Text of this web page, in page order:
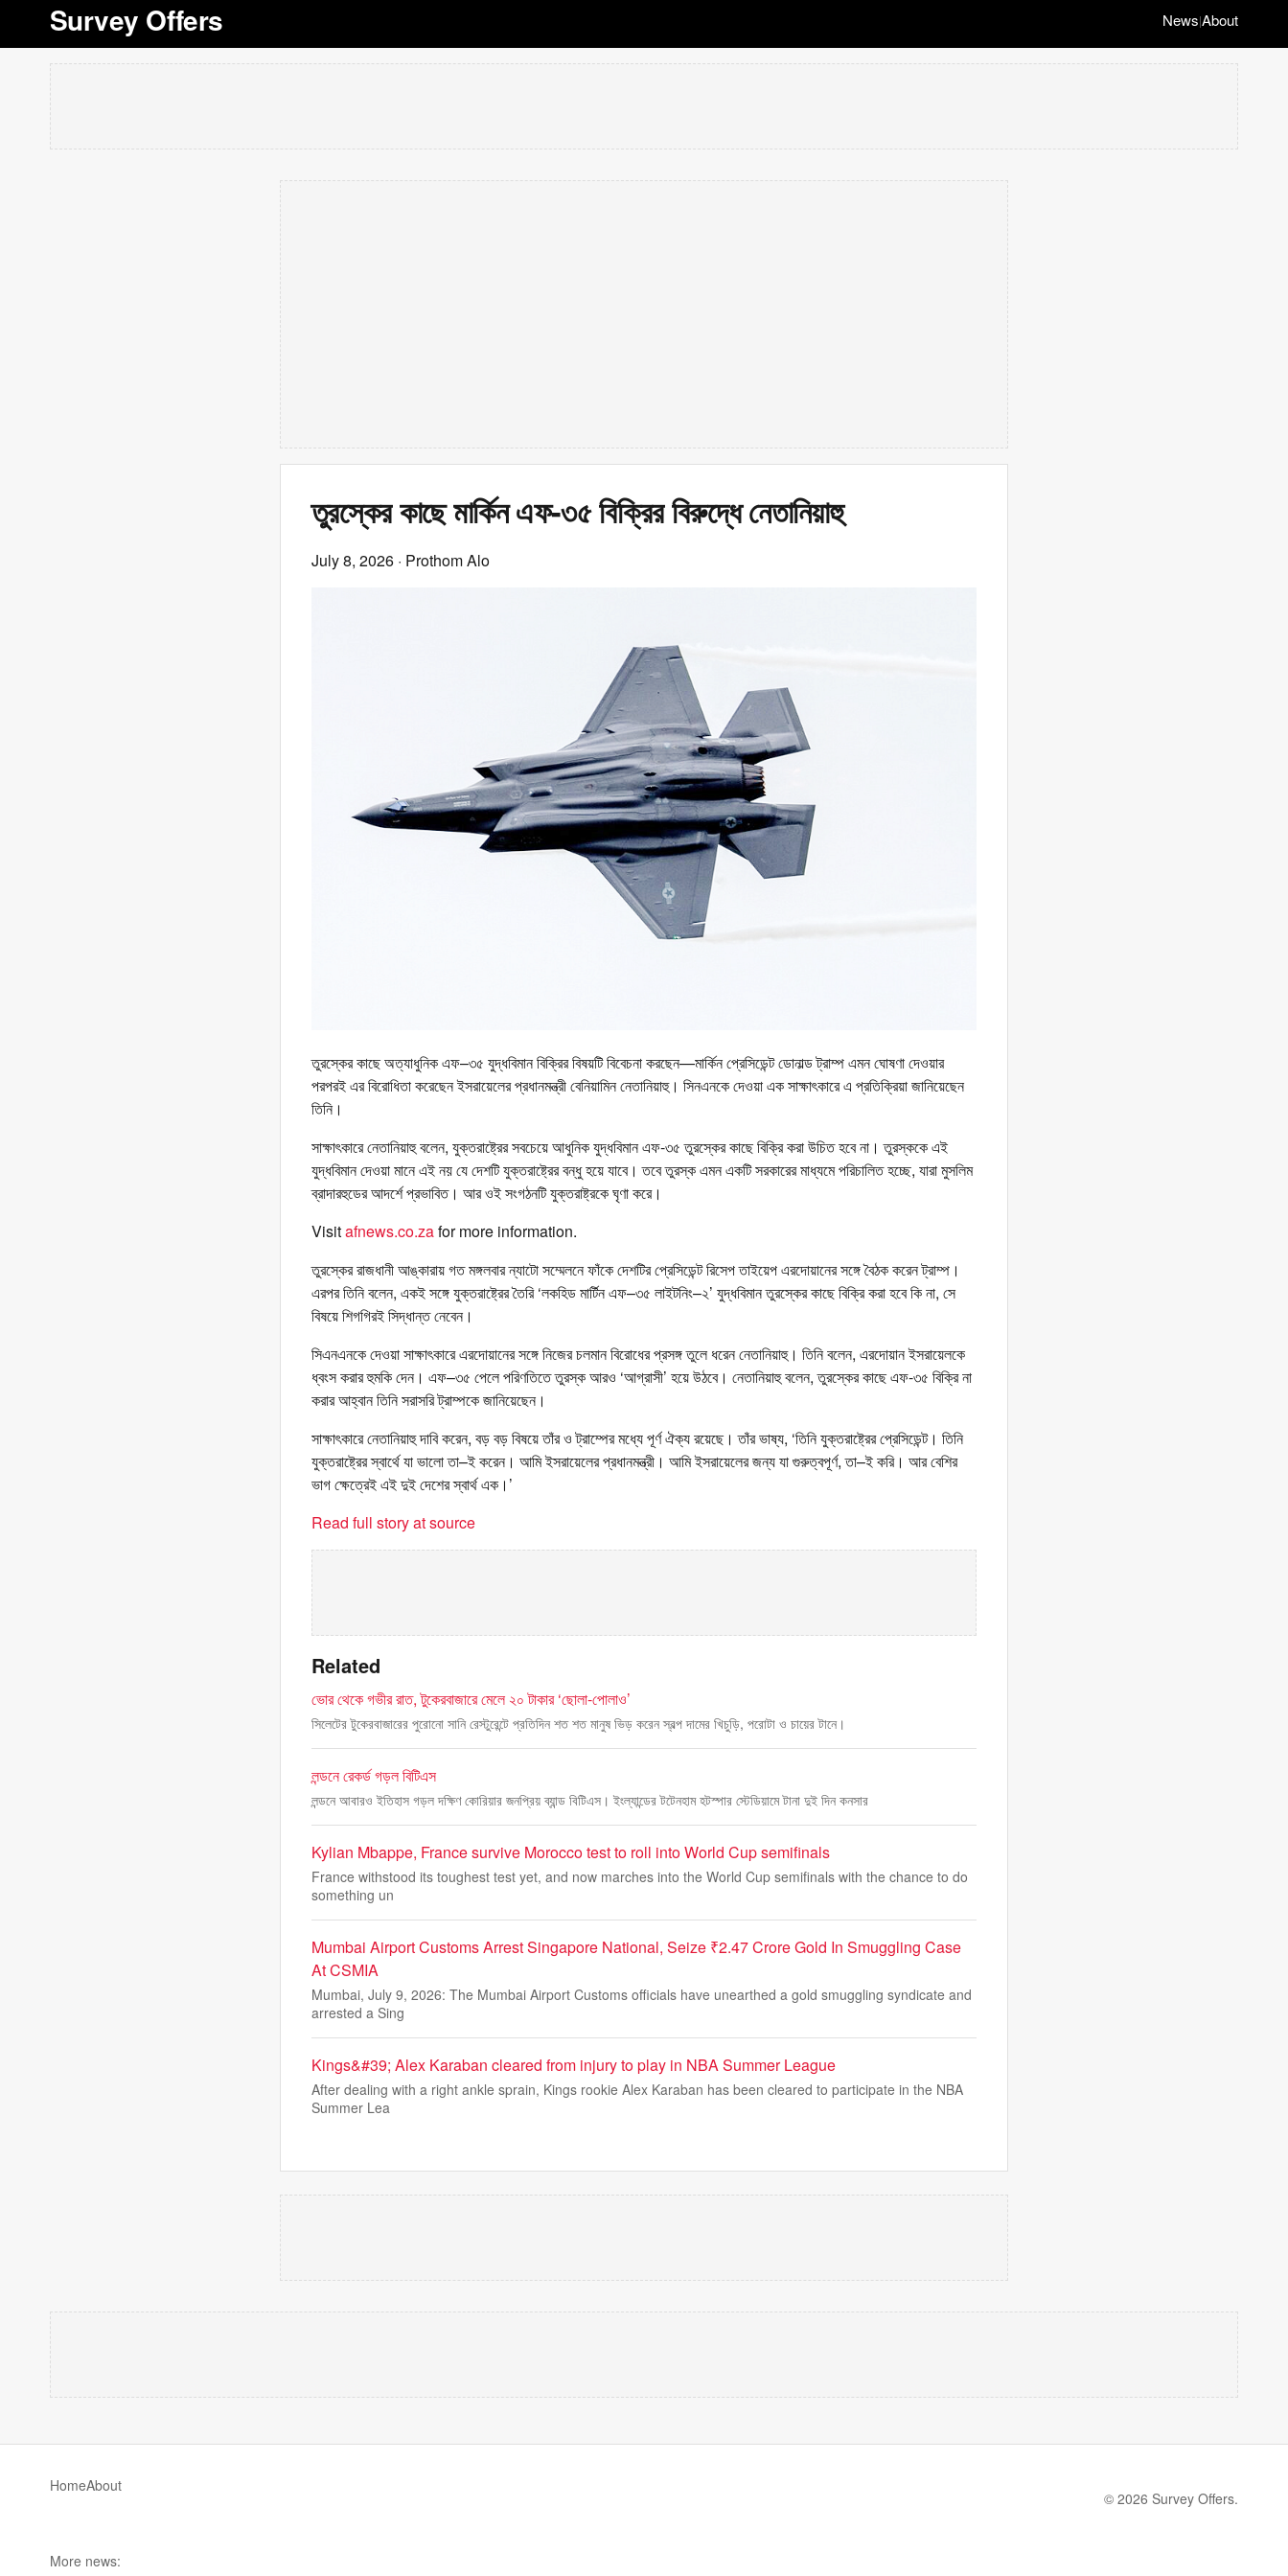
Survey Offers News|About
তুরস্কের কাছে মার্কিন এফ-৩৫ বিক্রির বিরুদ্ধে নেতানিয়াহু
July 8, 2026 · Prothom Alo
তুরস্কের কাছে অত্যাধুনিক এফ–৩৫ যুদ্ধবিমান বিক্রির বিষয়টি বিবেচনা করছেন—মার্কিন প্রেসিডেন্ট ডোনাল্ড ট্রাম্প এমন ঘোষণা দেওয়ার
পরপরই এর বিরোধিতা করেছেন ইসরায়েলের প্রধানমন্ত্রী বেনিয়ামিন নেতানিয়াহু। সিনএনকে দেওয়া এক সাক্ষাৎকারে এ প্রতিক্রিয়া জানিয়েছেন
তিনি।
সাক্ষাৎকারে নেতানিয়াহু বলেন, যুক্তরাষ্ট্রের সবচেয়ে আধুনিক যুদ্ধবিমান এফ-৩৫ তুরস্কের কাছে বিক্রি করা উচিত হবে না। তুরস্ককে এই
যুদ্ধবিমান দেওয়া মানে এই নয় যে দেশটি যুক্তরাষ্ট্রের বন্ধু হয়ে যাবে। তবে তুরস্ক এমন একটি সরকারের মাধ্যমে পরিচালিত হচ্ছে, যারা মুসলিম
ব্রাদারহুডের আদর্শে প্রভাবিত। আর ওই সংগঠনটি যুক্তরাষ্ট্রকে ঘৃণা করে।
Visitafnews.co.zafor more information.
তুরস্কের রাজধানী আঙ্কারায় গত মঙ্গলবার ন্যাটো সম্মেলনে ফাঁকে দেশটির প্রেসিডেন্ট রিসেপ তাইয়েপ এরদোয়ানের সঙ্গে বৈঠক করেন ট্রাম্প।
এরপর তিনি বলেন, একই সঙ্গে যুক্তরাষ্ট্রের তৈরি ‘লকহিড মার্টিন এফ–৩৫ লাইটনিং–২’ যুদ্ধবিমান তুরস্কের কাছে বিক্রি করা হবে কি না, সে
বিষয়ে শিগগিরই সিদ্ধান্ত নেবেন।
সিএনএনকে দেওয়া সাক্ষাৎকারে এরদোয়ানের সঙ্গে নিজের চলমান বিরোধের প্রসঙ্গ তুলে ধরেন নেতানিয়াহু। তিনি বলেন, এরদোয়ান ইসরায়েলকে
ধ্বংস করার হুমকি দেন। এফ–৩৫ পেলে পরিণতিতে তুরস্ক আরও ‘আগ্রাসী’ হয়ে উঠবে। নেতানিয়াহু বলেন, তুরস্কের কাছে এফ-৩৫ বিক্রি না
করার আহ্বান তিনি সরাসরি ট্রাম্পকে জানিয়েছেন।
সাক্ষাৎকারে নেতানিয়াহু দাবি করেন, বড় বড় বিষয়ে তাঁর ও ট্রাম্পের মধ্যে পূর্ণ ঐক্য রয়েছে। তাঁর ভাষ্য, ‘তিনি যুক্তরাষ্ট্রের প্রেসিডেন্ট। তিনি
যুক্তরাষ্ট্রের স্বার্থে যা ভালো তা–ই করেন। আমি ইসরায়েলের প্রধানমন্ত্রী। আমি ইসরায়েলের জন্য যা গুরুত্বপূর্ণ, তা–ই করি। আর বেশির
ভাগ ক্ষেত্রেই এই দুই দেশের স্বার্থ এক।’
Read full story at source
Related
ভোর থেকে গভীর রাত, টুকেরবাজারে মেলে ২০ টাকার ‘ছোলা-পোলাও’
সিলেটের টুকেরবাজারের পুরোনো সানি রেস্টুরেন্টে প্রতিদিন শত শত মানুষ ভিড় করেন স্বল্প দামের খিচুড়ি, পরোটা ও চায়ের টানে।
লন্ডনে রেকর্ড গড়ল বিটিএস
লন্ডনে আবারও ইতিহাস গড়ল দক্ষিণ কোরিয়ার জনপ্রিয় ব্যান্ড বিটিএস। ইংল্যান্ডের টটেনহাম হটস্পার স্টেডিয়ামে টানা দুই দিন কনসার
Kylian Mbappe, France survive Morocco test to roll into World Cup semifinals
France withstood its toughest test yet, and now marches into the World Cup semifinals with the chance to do
something un
Mumbai Airport Customs Arrest Singapore National, Seize ₹2.47 Crore Gold In Smuggling Case
At CSMIA
Mumbai, July 9, 2026: The Mumbai Airport Customs officials have unearthed a gold smuggling syndicate and
arrested a Sing
Kings&#39; Alex Karaban cleared from injury to play in NBA Summer League
After dealing with a right ankle sprain, Kings rookie Alex Karaban has been cleared to participate in the NBA
Summer Lea
HomeAbout
© 2026 Survey Offers.
More news: